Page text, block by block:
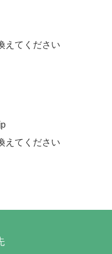
えてください
えてください